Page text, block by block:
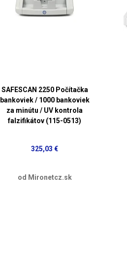
SAFESCAN 2250 Počítačka
bankoviek / 1000 bankoviek
za minútu / UV kontrola
falzifikátov (115-0513)
325,03 €
od Mironetcz.sk